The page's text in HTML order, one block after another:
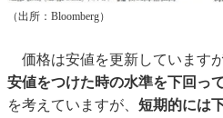
（出所：Bloomberg）
価格は安値を更新していますが
安値をつけた時の水準を下回っ
を考えていますが、 短期的には